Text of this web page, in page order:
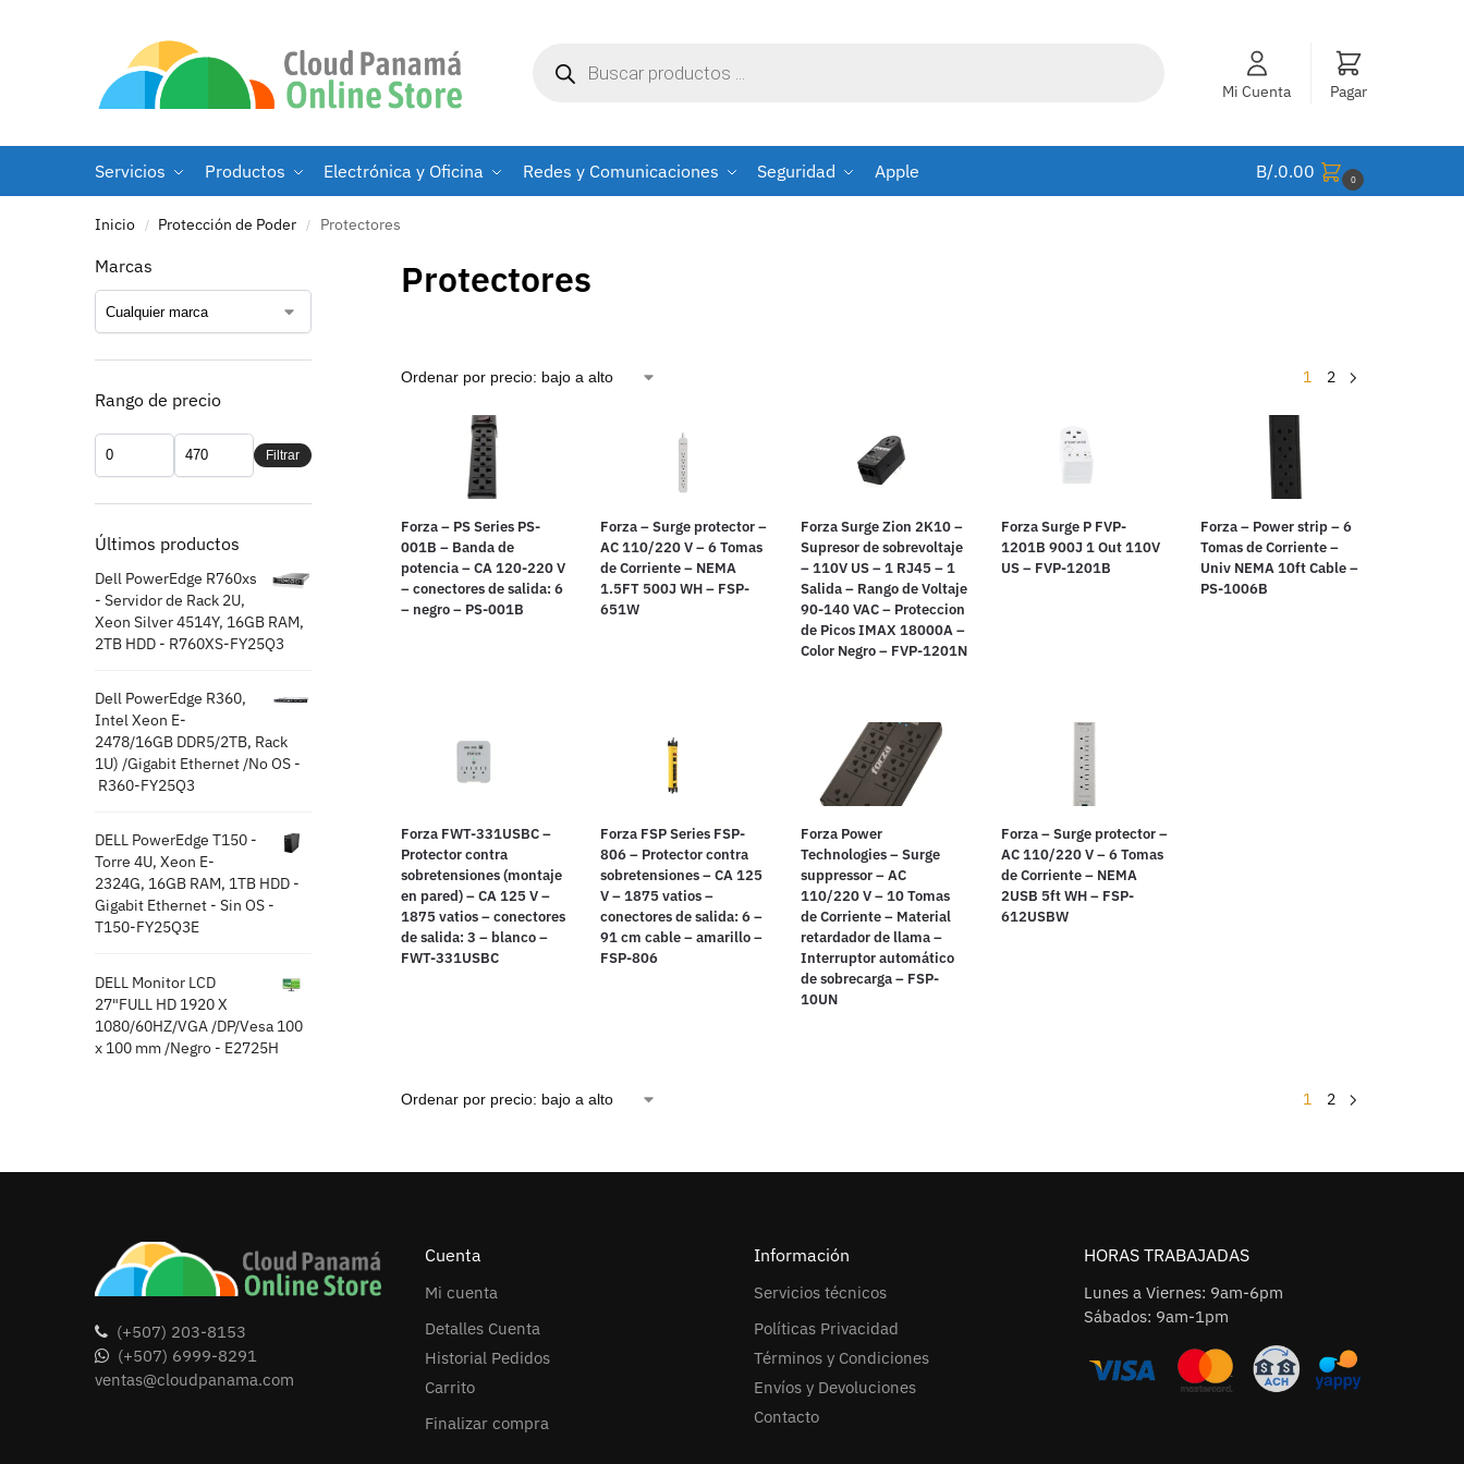
Mi Cuenta Pagar
Servicios Productos Electrónica y Oficina Redes y Comunicaciones Seguridad Apple B/.0.00 0
Inicio / Protección de Poder / Protectores
Protectores
1 2
Forza – PS Series PS-
001B – Banda de
potencia – CA 120-220 V
– conectores de salida: 6
– negro – PS-001B
Forza – Surge protector –
AC 110/220 V – 6 Tomas
de Corriente – NEMA
1.5FT 500J WH – FSP-
651W
Forza Surge Zion 2K10 –
Supresor de sobrevoltaje
– 110V US – 1 RJ45 – 1
Salida – Rango de Voltaje
90-140 VAC – Proteccion
de Picos IMAX 18000A –
Color Negro – FVP-1201N
Forza Surge P FVP-
1201B 900J 1 Out 110V
US – FVP-1201B
Forza – Power strip – 6
Tomas de Corriente –
Univ NEMA 10ft Cable –
PS-1006B
Forza FWT-331USBC –
Protector contra
sobretensiones (montaje
en pared) – CA 125 V –
1875 vatios – conectores
de salida: 3 – blanco –
FWT-331USBC
Forza FSP Series FSP-
806 – Protector contra
sobretensiones – CA 125
V – 1875 vatios –
conectores de salida: 6 –
91 cm cable – amarillo –
FSP-806
Forza Power
Technologies – Surge
suppressor – AC
110/220 V – 10 Tomas
de Corriente – Material
retardador de llama –
Interruptor automático
de sobrecarga – FSP-
10UN
Forza – Surge protector –
AC 110/220 V – 6 Tomas
de Corriente – NEMA
2USB 5ft WH – FSP-
612USBW
1 2
Marcas
Rango de precio
Filtrar
Últimos productos
Dell PowerEdge R760xs
- Servidor de Rack 2U,
Xeon Silver 4514Y, 16GB RAM,
2TB HDD - R760XS-FY25Q3
Dell PowerEdge R360,
Intel Xeon E-
2478/16GB DDR5/2TB, Rack
1U) /Gigabit Ethernet /No OS -
R360-FY25Q3
DELL PowerEdge T150 -
Torre 4U, Xeon E-
2324G, 16GB RAM, 1TB HDD -
Gigabit Ethernet - Sin OS -
T150-FY25Q3E
DELL Monitor LCD
27"FULL HD 1920 X
1080/60HZ/VGA /DP/Vesa 100
x 100 mm /Negro - E2725H
(+507) 203-8153
(+507) 6999-8291
ventas@cloudpanama.com
Cuenta
Mi cuenta
Detalles Cuenta
Historial Pedidos
Carrito
Finalizar compra
Información
Servicios técnicos
Políticas Privacidad
Términos y Condiciones
Envíos y Devoluciones
Contacto
HORAS TRABAJADAS
Lunes a Viernes: 9am-6pm
Sábados: 9am-1pm